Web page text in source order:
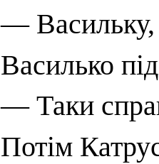
— Васильку,
Василько
— Таки
Потім